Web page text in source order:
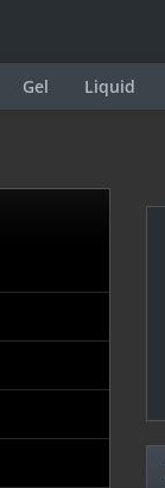
Gel Liquid